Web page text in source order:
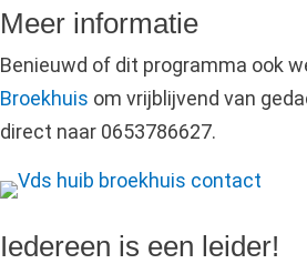
Meer informatie
Benieuwd of dit programma ook
Broekhuis om vrijblijvend van
direct naar 0653786627.
Iedereen is een leider!